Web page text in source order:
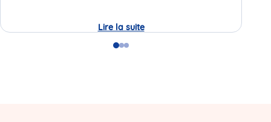
Lire la suiteJournée
Portes
GoGoGo